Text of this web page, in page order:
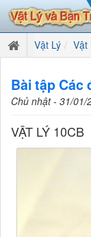
Vật Lý Vật
Bài tập Các
Chủ nhật - 31/01/
VẬT LÝ 10CB